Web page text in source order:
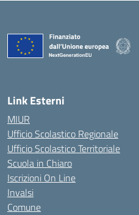
Link Esterni
MIUR
Ufficio Scolastico Regionale
Ufficio Scolastico Territoriale
Scuola in Chiaro
Iscrizioni On Line
Invalsi
Comune